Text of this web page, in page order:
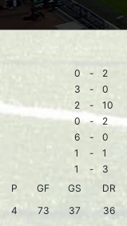
0 -
2
3 -
0
2 -
10
0 -
2
6 -
0
1 -
1
1 -
3
P GF GS
DR
4 73 37
36